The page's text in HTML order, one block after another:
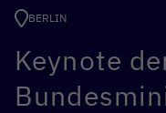
politischen
effektivere und
digitale öffentliche
Beta-Version des
World Data Forum
BERLIN
Keynote